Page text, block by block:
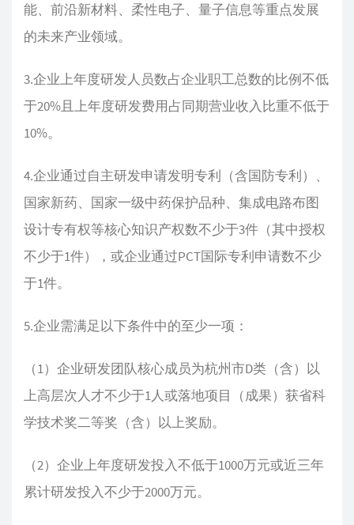
能、前沿新材料、柔性电子、量子信息等重点发展
的未来产业领域。
3.企业上年度研发人员数占企业职工总数的比例不低
于20%且上年度研发费用占同期营业收入比重不低于
10%。
4.企业通过自主研发申请发明专利（含国防专利）、
国家新药、国家一级中药保护品种、集成电路布图
设计专有权等核心知识产权数不少于3件（其中授权
不少于1件），或企业通过PCT国际专利申请数不少
于1件。
5.企业需满足以下条件中的至少一项：
（1）企业研发团队核心成员为杭州市D类（含）以
上高层次人才不少于1人或落地项目（成果）获省科
学技术奖二等奖（含）以上奖励。
（2）企业上年度研发投入不低于1000万元或近三年
累计研发投入不少于2000万元。